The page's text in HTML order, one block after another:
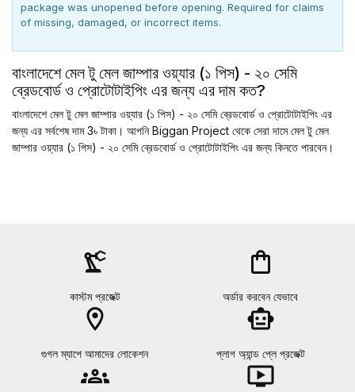
package was unopened before opening. Required for claims
of missing, damaged, or incorrect items.
বাংলাদেশে মেল টু মেল জাম্পার ওয়্যার (১ পিস) - ২০ সেমি
ব্রেডবোর্ড ও প্রোটোটাইপিং এর জন্য এর দাম কত?
বাংলাদেশে মেল টু মেল জাম্পার ওয়্যার (১ পিস) - ২০ সেমি ব্রেডবোর্ড ও প্রোটোটাইপিং এর
জন্য এর সর্বশেষ দাম 3৳ টাকা। আপনি Biggan Project থেকে সেরা দামে মেল টু মেল
জাম্পার ওয়্যার (১ পিস) - ২০ সেমি ব্রেডবোর্ড ও প্রোটোটাইপিং এর জন্য কিনতে পারবেন।
precision_manufacturing
কাস্টম প্রজেক্ট
shopping_bag
অর্ডার করবেন যেভাবে
location_on
গুগল ম্যাপে আমাদের লোকেশন
smart_toy
প্লাগ অ্যান্ড প্লে প্রজেক্ট
groups ondemand_video